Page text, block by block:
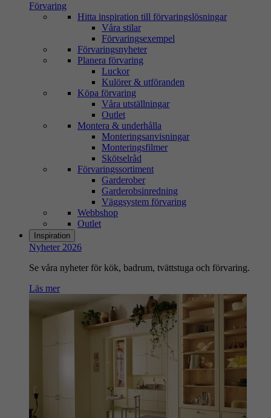
Förvaring
Hitta inspiration till förvaringslösningar
Våra stilar
Förvaringsexempel
Förvaringsnyheter
Planera förvaring
Luckor
Kulörer & utföranden
Köpa förvaring
Våra utställningar
Outlet
Montera & underhålla
Monteringsanvisningar
Monteringsfilmer
Skötselråd
Förvaringssortiment
Garderober
Garderobsinredning
Väggsystem förvaring
Webbshop
Outlet
Inspiration
Nyheter 2026
Se våra nyheter för kök, badrum, tvättstuga och förvaring.
Läs mer